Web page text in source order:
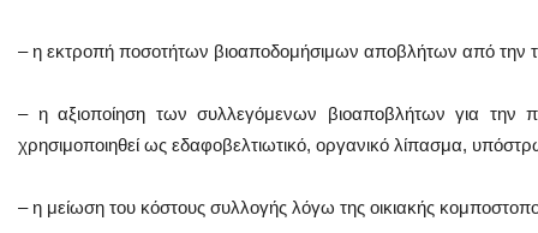
– η εκτροπή ποσοτήτων βιοαποδομήσιμων αποβλήτων από την
– η αξιοποίηση των συλλεγόμενων βιοαποβλήτων για την
χρησιμοποιηθεί ως εδαφοβελτιωτικό, οργανικό λίπασμα,
– η μείωση του κόστους συλλογής λόγω της οικιακής